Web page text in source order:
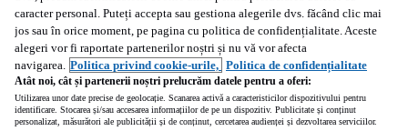
caracter personal. Puteți accepta sau gestiona alegerile dvs. făcând clic mai
jos sau în orice moment, pe pagina cu politica de confidențialitate. Aceste
alegeri vor fi raportate partenerilor noștri și nu vă vor afecta
navigarea. Politica privind cookie-urile, Politica de confidențialitate
Atât noi, cât și partenerii noștri prelucrăm datele pentru a oferi:
Utilizarea unor date precise de geolocație. Scanarea activă a caracteristicilor dispozitivului pentru
identificare. Stocarea și/sau accesarea informațiilor de pe un dispozitiv. Publicitate și conținut
personalizat, măsurători ale publicității și de conținut, cercetarea audienței și dezvoltarea serviciilor.